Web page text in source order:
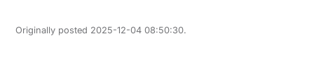
Originally posted 2025-12-04 08:50:30.